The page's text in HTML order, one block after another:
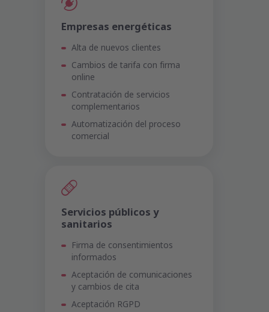
Empresas energéticas
Alta de nuevos clientes
Cambios de tarifa con firma
online
Contratación de servicios
complementarios
Automatización del proceso
comercial
Servicios públicos y
sanitarios
Firma de consentimientos
informados
Aceptación de comunicaciones
y cambios de cita
Aceptación RGPD